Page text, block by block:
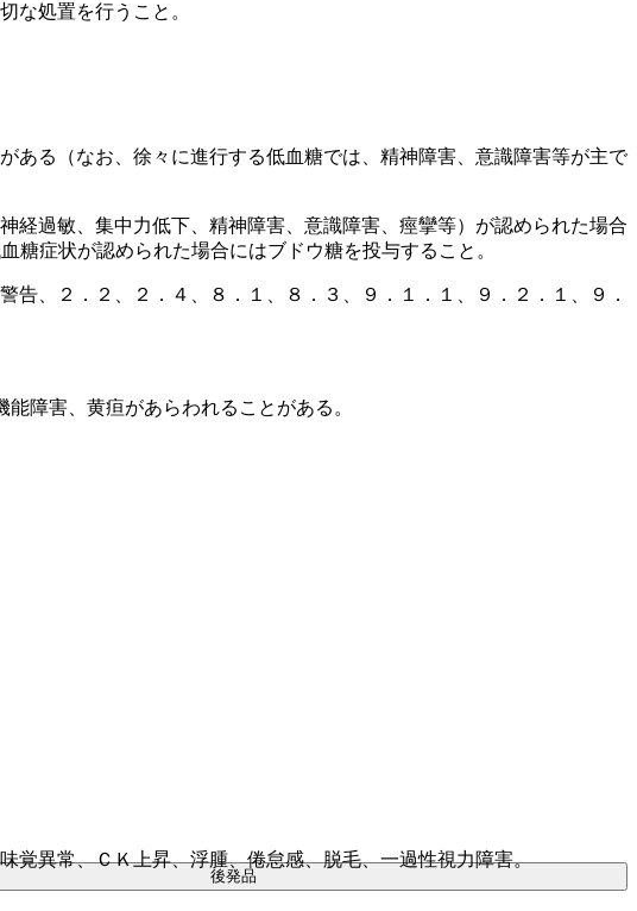
な処置を行うこと。
る（なお、徐々に進行する低血糖では、精神障害、意識障害等が主で
経過敏、集中力低下、精神障害、意識障害、痙攣等）が認められた場合
症状が認められた場合にはブドウ糖を投与すること。
、２．２、２．４、８．１、８．３、９．１．１、９．２．１、９．
障害、黄疸があらわれることがある。
異常、ＣＫ上昇、浮腫、倦怠感、脱毛、一過性視力障害。
後発品